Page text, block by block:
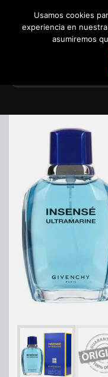
Usamos cookies
experiencia en
asumiremos